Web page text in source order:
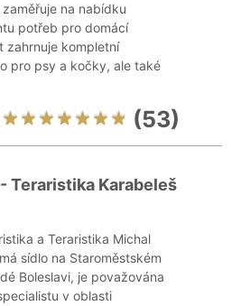
na nabídku
potřeb pro domácí
zahrnuje kompletní
pro psy a kočky, ale také
(53)
Teraristika Karabeleš
a Teraristika Michal
sídlo na Staroměstském
Boleslavi, je považována
v oblasti